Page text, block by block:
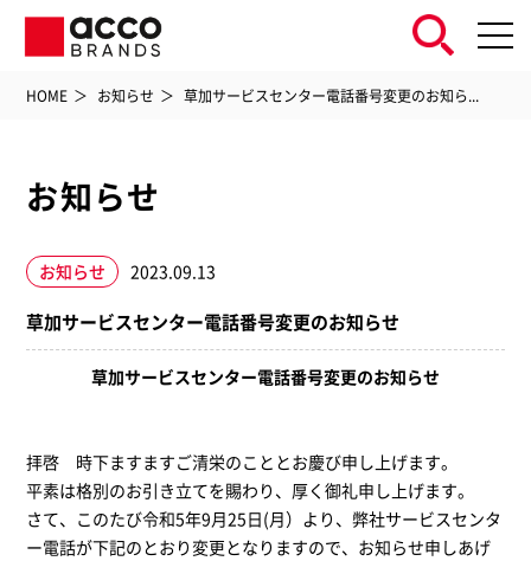
HOME お知らせ 草加サービスセンター電話番号変更のお知ら...
お知らせ
お知らせ 2023.09.13
草加サービスセンター電話番号変更のお知らせ
草加サービスセンター電話番号変更のお知らせ
拝啓 時下ますますご清栄のこととお慶び申し上げます。
平素は格別のお引き立てを賜わり、厚く御礼申し上げます。
さて、このたび令和5年9月25日(月）より、弊社サービスセンタ
ー電話が下記のとおり変更となりますので、お知らせ申しあげ